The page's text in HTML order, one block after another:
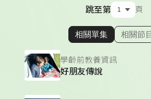
跳至第 頁
顯示相關
相關單集 相關節目
學齡前教養資訊
好朋友傳說